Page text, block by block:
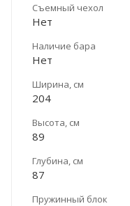
Съемный чехол
Нет
Наличие бара
Нет
Ширина, см
204
Высота, см
89
Глубина, см
87
Пружинный блок